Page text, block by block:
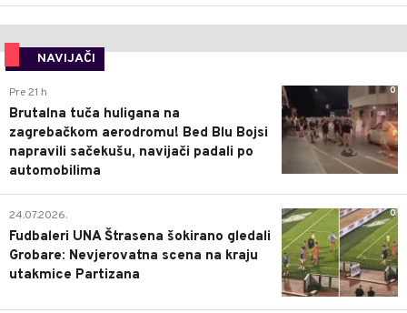
NAVIJAČI
0
Pre 21 h
Brutalna tuča huligana na
zagrebačkom aerodromu! Bed Blu Bojsi
napravili sačekušu, navijači padali po
automobilima
0
24.07.2026.
Fudbaleri UNA Štrasena šokirano gledali
Grobare: Nevjerovatna scena na kraju
utakmice Partizana